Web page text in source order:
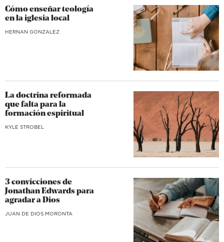
Cómo enseñar teología
en la iglesia local
HERNAN GONZALEZ
La doctrina reformada
que falta para la
formación espiritual
KYLE STROBEL
3 convicciones de
Jonathan Edwards para
agradar a Dios
JUAN DE DIOS MORONTA